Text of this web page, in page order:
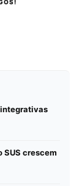
SUS crescem